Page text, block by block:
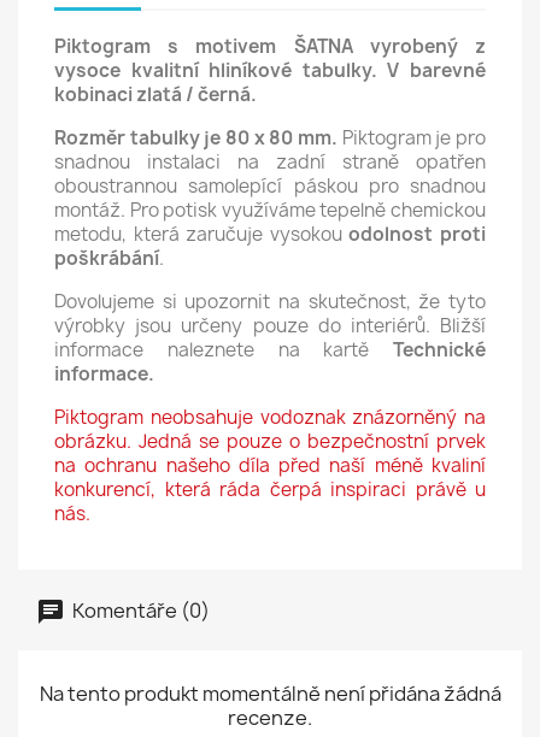
Piktogram s motivem ŠATNA vyrobený z
vysoce kvalitní hliníkové tabulky. V barevné
kobinaci zlatá / černá.
Rozměr tabulky je 80 x 80 mm. Piktogram je pro
snadnou instalaci na zadní straně opatřen
oboustrannou samolepící páskou pro snadnou
montáž. Pro potisk využíváme tepelně chemickou
metodu, která zaručuje vysokouodolnost proti
poškrábání.
Dovolujeme si upozornit na skutečnost, že tyto
výrobky jsou určeny pouze do interiérů. Bližší
informace naleznete na kartě Technické
informace.
Piktogram neobsahuje vodoznak znázorněný na
obrázku. Jedná se pouze o bezpečnostní prvek
na ochranu našeho díla před naší méně kvaliní
konkurencí, která ráda čerpá inspiraci právě u
nás.
Komentáře (0)
Na tento produkt momentálně není přidána žádná
recenze.